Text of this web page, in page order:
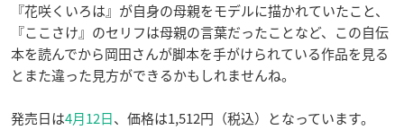
『花咲くいろは』が自身の母親をモデルに描かれていたこと、
『ここさけ』のセリフは母親の言葉だったことなど、この自伝
本を読んでから岡田さんが脚本を手がけられている作品を見る
とまた違った見方ができるかもしれませんね。
発売日は4月12日、価格は1,512円（税込）となっています。